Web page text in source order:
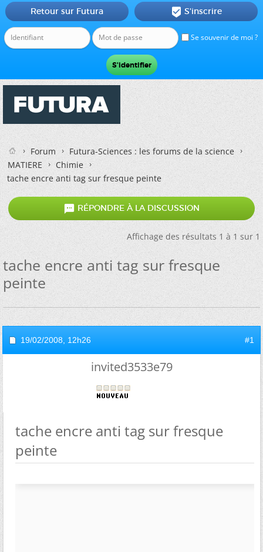
Se souvenir de moi ?
Retour sur Futura  S'inscrire
Forum
Futura-Sciences : les forums de la science
MATIERE
Chimie
tache encre anti tag sur fresque peinte
 RÉPONDRE À LA DISCUSSION
Affichage des résultats 1 à 1 sur 1
tache encre anti tag sur fresque
peinte
19/02/2008, 12h26 #1
invited3533e79
tache encre anti tag sur fresque
peinte